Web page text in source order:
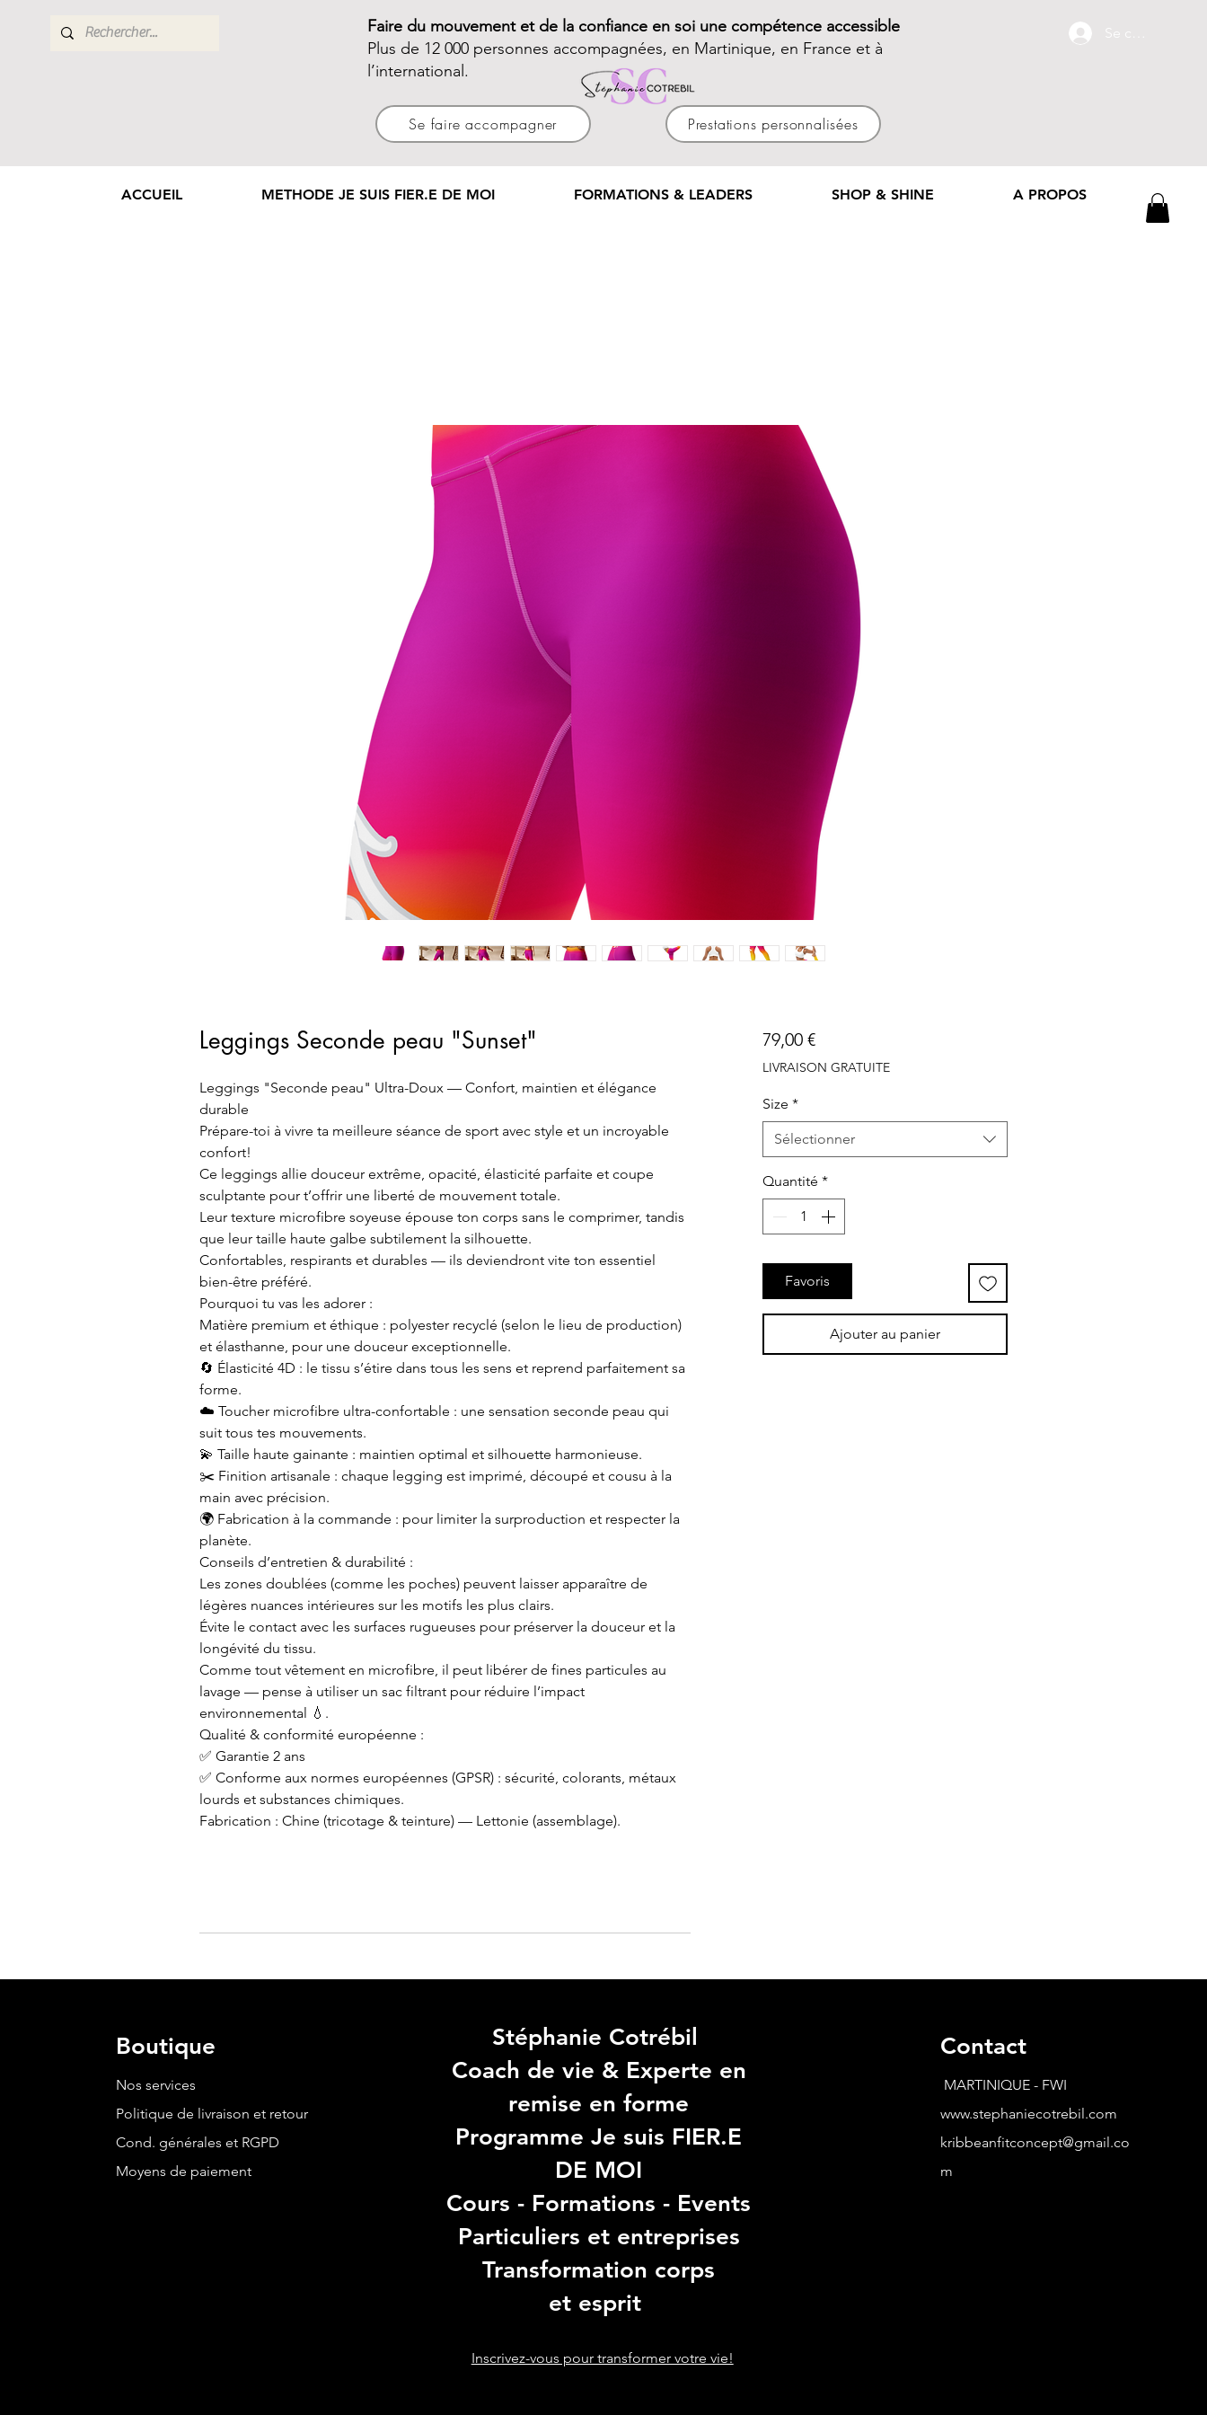
Faire du mouvement et de la confiance en soi une compétence accessible
Plus de 12 000 personnes accompagnées, en Martinique, en France et à
l’international.
Se faire accompagner Prestations personnalisées
Se connecter
ACCUEIL METHODE JE SUIS FIER.E DE MOI FORMATIONS & LEADERS SHOP & SHINE A PROPOS
Leggings Seconde peau "Sunset"
Leggings "Seconde peau" Ultra-Doux — Confort, maintien et élégance
durable
Prépare-toi à vivre ta meilleure séance de sport avec style et un incroyable
confort!
Ce leggings allie douceur extrême, opacité, élasticité parfaite et coupe
sculptante pour t’offrir une liberté de mouvement totale.
Leur texture microfibre soyeuse épouse ton corps sans le comprimer, tandis
que leur taille haute galbe subtilement la silhouette.
Confortables, respirants et durables — ils deviendront vite ton essentiel
bien-être préféré.
Pourquoi tu vas les adorer :
Matière premium et éthique : polyester recyclé (selon le lieu de production)
et élasthanne, pour une douceur exceptionnelle.
🔄 Élasticité 4D : le tissu s’étire dans tous les sens et reprend parfaitement sa
forme.
☁️ Toucher microfibre ultra-confortable : une sensation seconde peau qui
suit tous tes mouvements.
💫 Taille haute gainante : maintien optimal et silhouette harmonieuse.
✂️ Finition artisanale : chaque legging est imprimé, découpé et cousu à la
main avec précision.
🌍 Fabrication à la commande : pour limiter la surproduction et respecter la
planète.
Conseils d’entretien & durabilité :
Les zones doublées (comme les poches) peuvent laisser apparaître de
légères nuances intérieures sur les motifs les plus clairs.
Évite le contact avec les surfaces rugueuses pour préserver la douceur et la
longévité du tissu.
Comme tout vêtement en microfibre, il peut libérer de fines particules au
lavage — pense à utiliser un sac filtrant pour réduire l’impact
environnemental 💧.
Qualité & conformité européenne :
✅ Garantie 2 ans
✅ Conforme aux normes européennes (GPSR) : sécurité, colorants, métaux
lourds et substances chimiques.
Fabrication : Chine (tricotage & teinture) — Lettonie (assemblage).
79,00 €Prix
LIVRAISON GRATUITE
Size *
Sélectionner
Quantité *
Favoris
Ajouter au panier
Boutique
Nos services
Politique de livraison et retour
Cond. générales et RGPD
Moyens de paiement
Stéphanie Cotrébil
Coach de vie & Experte en
remise en forme
Programme Je suis FIER.E
DE MOI
Cours - Formations - Events
Particuliers et entreprises
Transformation corps
et esprit
Inscrivez-vous pour transformer votre vie!
Contact
MARTINIQUE - FWI
www.stephaniecotrebil.com
kribbeanfitconcept@gmail.co
m